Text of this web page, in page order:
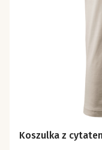
Koszulka z